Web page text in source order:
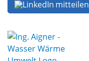
mitteilen